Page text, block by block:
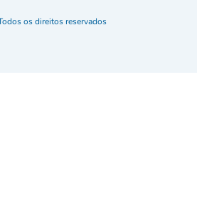
os direitos reservados